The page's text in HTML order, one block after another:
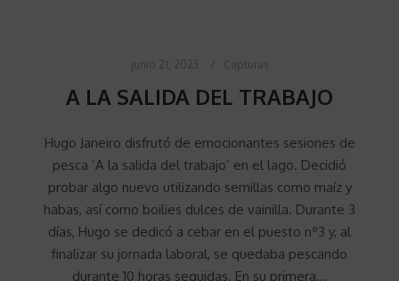
junio 21, 2023 Capturas
A LA SALIDA DEL TRABAJO
Hugo Janeiro disfrutó de emocionantes sesiones de
pesca ‘A la salida del trabajo’ en el lago. Decidió
probar algo nuevo utilizando semillas como maíz y
habas, así como boilies dulces de vainilla. Durante 3
días, Hugo se dedicó a cebar en el puesto nº3 y, al
finalizar su jornada laboral, se quedaba pescando
durante 10 horas seguidas. En su primera…